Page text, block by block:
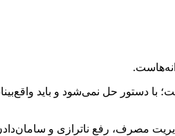
با دستور حل نمی‌شود و باید
ناترازی و